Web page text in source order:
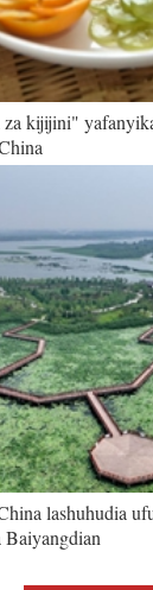
kijijini"
lashuhudia